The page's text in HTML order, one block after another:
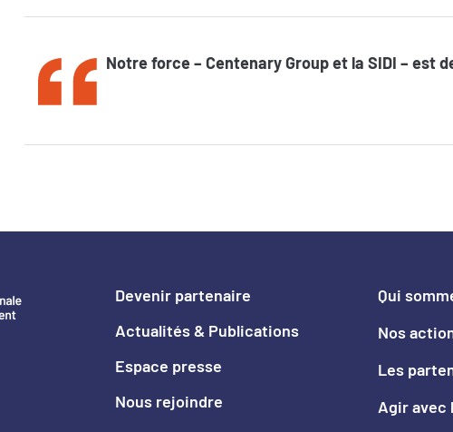
Notre force – Centenary Group et la SIDI – est
Devenir partenaire
Actualités & Publications
Espace presse
Nous rejoindre
Qui
Nos
Les
Agir avec